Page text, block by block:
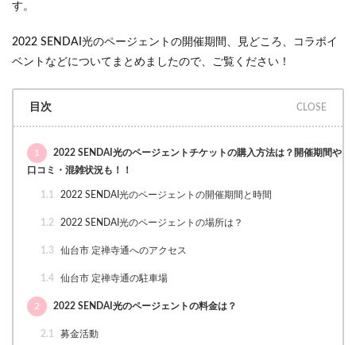
す。
2022 SENDAI光のページェントの開催期間、見どころ、コラボイ
ベントなどについてまとめましたので、ご覧ください！
目次
1
2022 SENDAI光のページェントチケットの購入方法は？開催期間や
口コミ・混雑状況も！！
1.1 2022 SENDAI光のページェントの開催期間と時間
1.2 2022 SENDAI光のページェントの場所は？
1.3 仙台市 定禅寺通へのアクセス
1.4 仙台市 定禅寺通の駐車場
2 2022 SENDAI光のページェントの料金は？
2.1 募金活動